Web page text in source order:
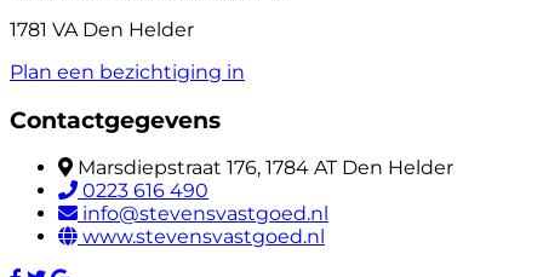
1781 VA Den Helder
Plan een bezichtiging in
Contactgegevens
Marsdiepstraat 176, 1784 AT Den Helder
0223 616 490
info@stevensvastgoed.nl
www.stevensvastgoed.nl